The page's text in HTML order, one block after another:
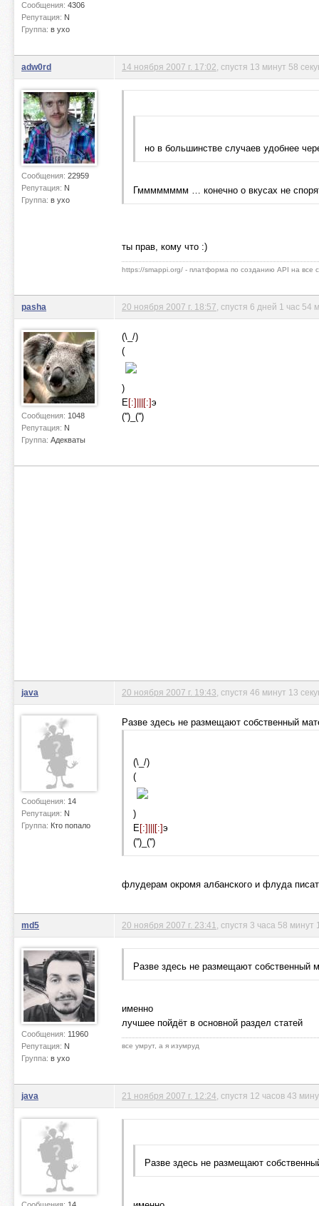
Сообщения: 4306
Репутация: N
Группа: в ухо
adw0rd
Сообщения: 22959
Репутация: N
Группа: в ухо
14 ноября 2007 г. 17:02 , спустя 13 минут 58
но в большинстве случаев удобнее
Гмммммммм … конечно о вкусах не
ты прав, кому что :)
https://smappi.org/ - платформа по созданию API на все
pasha
Сообщения: 1048
Репутация: N
Группа: Адекваты
20 ноября 2007 г. 18:57 , спустя 6 дней 1 час 54
(\_/)
(
)
E[:]|||[:]э
('')_('')
java
Сообщения: 14
Репутация: N
Группа: Кто попало
20 ноября 2007 г. 19:43 , спустя 46 минут 13
Разве здесь не размещают собственный
(\_/)
(
)
E[:]|||[:]э
('')_('')
флудерам окромя албанского и флуда
md5
Сообщения: 11960
Репутация: N
Группа: в ухо
20 ноября 2007 г. 23:41 , спустя 3 часа 58 минут
Разве здесь не размещают собственный
именно
лучшее пойдёт в основной раздел статей
все умрут, а я изумруд
java 21 ноября 2007 г. 12:24 , спустя 12 часов 43
Разве здесь не размещают